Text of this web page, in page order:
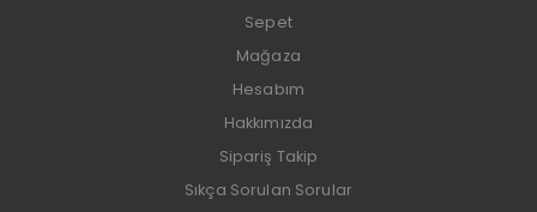
Sepet
Mağaza
Hesabım
Hakkımızda
Sipariş Takip
Sıkça Sorulan Sorular